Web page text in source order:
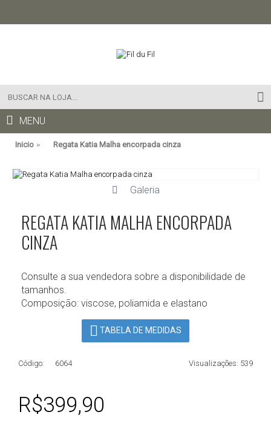
MENU
Inicio Regata Katia Malha encorpada cinza
Galeria
REGATA KATIA MALHA ENCORPADA
CINZA
Consulte a sua vendedora sobre a disponibilidade de
tamanhos.
Composição: viscose, poliamida e elastano
TABELA DE MEDIDAS
Visualizações: 539
Código: 6064
R$399,90